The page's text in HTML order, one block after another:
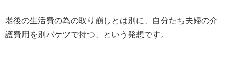
老後の生活費の為の取り崩しとは別に、自分たち夫婦の介
護費用を別バケツで持つ、という発想です。